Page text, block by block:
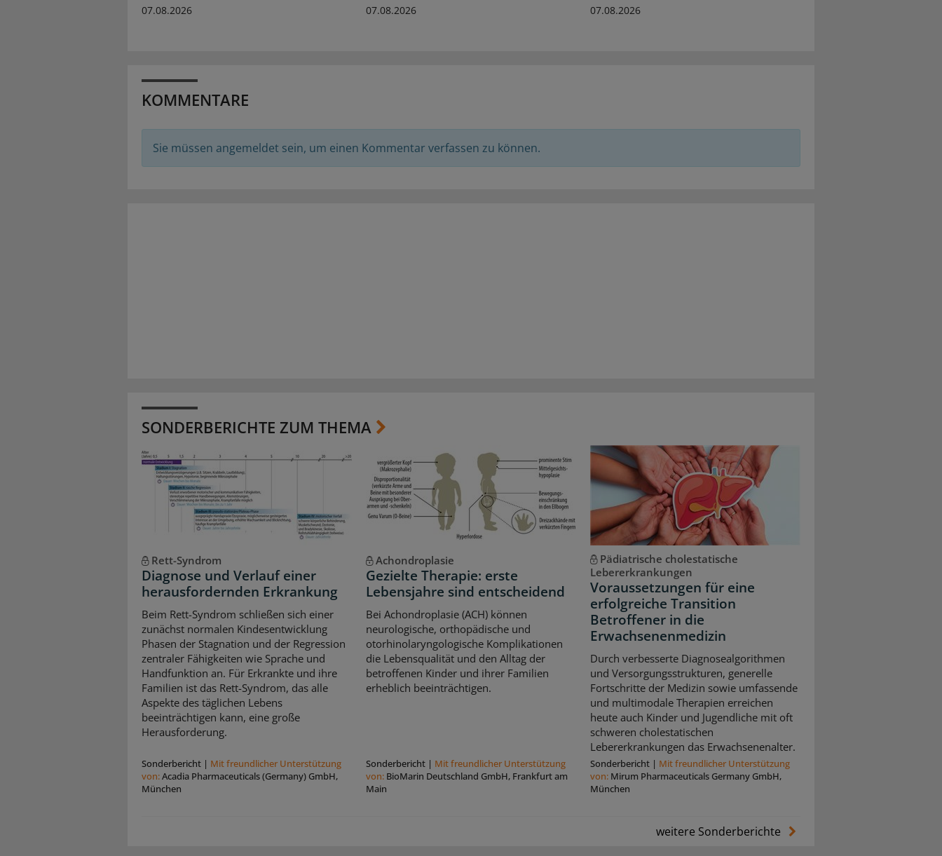
07.08.2026 07.08.2026 07.08.2026
KOMMENTARE
Sie müssen angemeldet sein, um einen Kommentar verfassen zu können.
SONDERBERICHTE ZUM THEMA
Rett-Syndrom
Diagnose und Verlauf einer
herausfordernden Erkrankung
Beim Rett-Syndrom schließen sich einer
zunächst normalen Kindesentwicklung
Phasen der Stagnation und der Regression
zentraler Fähigkeiten wie Sprache und
Handfunktion an. Für Erkrankte und ihre
Familien ist das Rett-Syndrom, das alle
Aspekte des täglichen Lebens
beeinträchtigen kann, eine große
Herausforderung.
Sonderbericht | Mit freundlicher Unterstützung
von:Acadia Pharmaceuticals (Germany) GmbH,
München
Achondroplasie
Gezielte Therapie: erste
Lebensjahre sind entscheidend
Bei Achondroplasie (ACH) können
neurologische, orthopädische und
otorhinolaryngologische Komplikationen
die Lebensqualität und den Alltag der
betroffenen Kinder und ihrer Familien
erheblich beeinträchtigen.
Sonderbericht| Mit freundlicher Unterstützung
von: BioMarin Deutschland GmbH, Frankfurt am
Main
Pädiatrische cholestatische
Lebererkrankungen
Voraussetzungen für eine
erfolgreiche Transition
Betroffener in die
Erwachsenenmedizin
Durch verbesserte Diagnosealgorithmen
und Versorgungsstrukturen, generelle
Fortschritte der Medizin sowie umfassende
und multimodale Therapien erreichen
heute auch Kinder und Jugendliche mit oft
schweren cholestatischen
Lebererkrankungen das Erwachsenenalter.
Sonderbericht| Mit freundlicher Unterstützung
von: Mirum Pharmaceuticals Germany GmbH,
München
weitere Sonderberichte